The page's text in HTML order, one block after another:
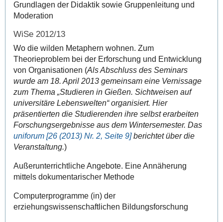
Grundlagen der Didaktik sowie Gruppenleitung und
Moderation
WiSe 2012/13
Wo die wilden Metaphern wohnen. Zum
Theorieproblem bei der Erforschung und Entwicklung
von Organisationen (Als Abschluss des Seminars
wurde am 18. April 2013 gemeinsam eine Vernissage
zum Thema „Studieren in Gießen. Sichtweisen auf
universitäre Lebenswelten“ organisiert. Hier
präsentierten die Studierenden ihre selbst erarbeiten
Forschungsergebnisse aus dem Wintersemester. Das
uniforum [26 (2013) Nr. 2, Seite 9]berichtet über die
Veranstaltung.)
Außerunterrichtliche Angebote. Eine Annäherung
mittels dokumentarischer Methode
Computerprogramme (in) der
erziehungswissenschaftlichen Bildungsforschung